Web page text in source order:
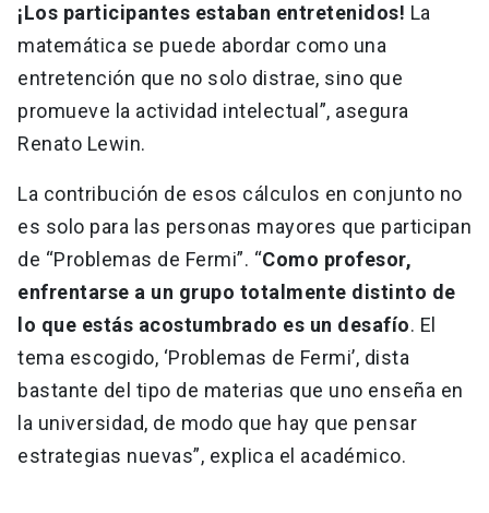
¡Los participantes estaban entretenidos! La
matemática se puede abordar como una
entretención que no solo distrae, sino que
promueve la actividad intelectual”, asegura
Renato Lewin.
La contribución de esos cálculos en conjunto no
es solo para las personas mayores que participan
de “Problemas de Fermi”. “Como profesor,
enfrentarse a un grupo totalmente distinto de
lo que estás acostumbrado es un desafío. El
tema escogido, ‘Problemas de Fermi’, dista
bastante del tipo de materias que uno enseña en
la universidad, de modo que hay que pensar
estrategias nuevas”, explica el académico.